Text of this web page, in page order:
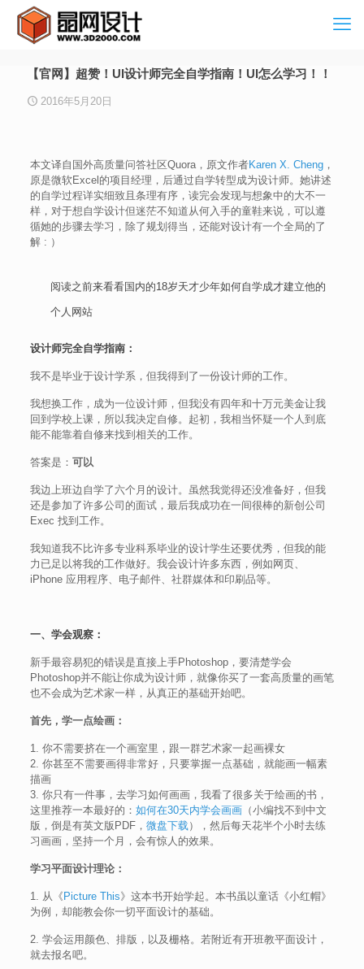
【官网】超赞！UI设计师完全自学指南！UI怎么学习！！
2016年5月20日
本文译自国外高质量问答社区Quora，原文作者Karen X. Cheng，
原是微软Excel的项目经理，后通过自学转型成为设计师。她讲述
的自学过程详实细致且条理有序，读完会发现与想象中的大不一
样，对于想自学设计但迷茫不知道从何入手的童鞋来说，可以遵
循她的步骤去学习，除了规划得当，还能对设计有一个全局的了
解 : ）
阅读之前来看看国内的18岁天才少年如何自学成才建立他的
个人网站
设计师完全自学指南：
我不是毕业于设计学系，但我得到了一份设计师的工作。
我想换工作，成为一位设计师，但我没有四年和十万元美金让我
回到学校上课，所以我决定自修。起初，我相当怀疑一个人到底
能不能靠着自修来找到相关的工作。
答案是： 可以
我边上班边自学了六个月的设计。虽然我觉得还没准备好，但我
还是参加了许多公司的面试，最后我成功在一间很棒的新创公司
Exec 找到工作。
我知道我不比许多专业科系毕业的设计学生还要优秀，但我的能
力已足以将我的工作做好。我会设计许多东西，例如网页、
iPhone 应用程序、电子邮件、社群媒体和印刷品等。
一、学会观察：
新手最容易犯的错误是直接上手Photoshop，要清楚学会
Photoshop并不能让你成为设计师，就像你买了一套高质量的画笔
也不会成为艺术家一样，从真正的基础开始吧。
首先，学一点绘画：
1. 你不需要挤在一个画室里，跟一群艺术家一起画裸女
2. 你甚至不需要画得非常好，只要掌握一点基础，就能画一幅素
描画
3. 你只有一件事，去学习如何画画，我看了很多关于绘画的书，
这里推荐一本最好的： 如何在30天内学会画画（小编找不到中文
版，倒是有英文版PDF， 微盘下载），然后每天花半个小时去练
习画画，坚持一个月，会有惊人的效果。
学习平面设计理论：
1. 从《 Picture This》这本书开始学起。本书虽以童话《小红帽》
为例，却能教会你一切平面设计的基础。
2. 学会运用颜色、排版，以及栅格。若附近有开班教平面设计，
就去报名吧。